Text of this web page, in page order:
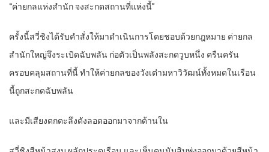
“ค่ายกลแห่งสำนัก จงสะกดสถานที่แห่งนี้”
ครั้งนี้สวี่ชิงได้รับคำสั่งให้มาดำเนินการโดยชอบด้วยกฎหมาย ค่ายกล
สำนักใหญ่จึงระเบิดฉับพลัน ก่อตัวเป็นพลังสะกดวูบหนึ่ง ครืนครัน
ครอบคลุมสถานที่นี้ ทำให้ค่ายกลของวังเต๋ามหาวิวัฒน์ทั้งหมดในเรือน
นี้ถูกสะกดฉับพลัน
และมีเสียงตกตะลึงดังลอดออกมาจากด้านใน